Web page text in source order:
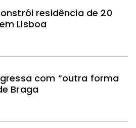
residência de 20
Lisboa
com “outra forma
Braga